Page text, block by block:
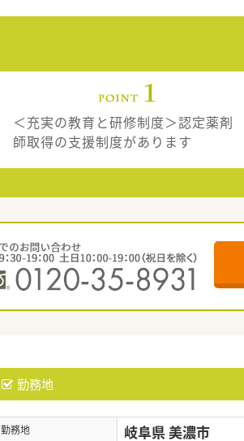
＜充実の教育と研修制度＞認定薬剤
師取得の支援制度があります
勤務地
勤務地 岐阜県 美濃市